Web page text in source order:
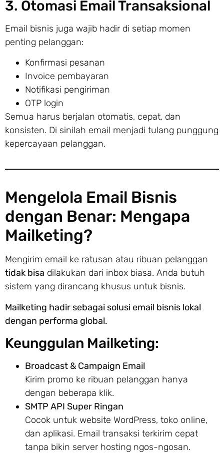
3. Otomasi Email Transaksional
Email bisnis juga wajib hadir di setiap momen
penting pelanggan:
Konfirmasi pesanan
Invoice pembayaran
Notifikasi pengiriman
OTP login
Semua harus berjalan otomatis, cepat, dan
konsisten. Di sinilah email menjadi tulang punggung
kepercayaan pelanggan.
Mengelola Email Bisnis
dengan Benar: Mengapa
Mailketing?
Mengirim email ke ratusan atau ribuan pelanggan
tidak bisa dilakukan dari inbox biasa. Anda butuh
sistem yang dirancang khusus untuk bisnis.
Mailketing hadir sebagai solusi email bisnis lokal
dengan performa global.
Keunggulan Mailketing:
Broadcast & Campaign Email
Kirim promo ke ribuan pelanggan hanya
dengan beberapa klik.
SMTP API Super Ringan
Cocok untuk website WordPress, toko online,
dan aplikasi. Email transaksi terkirim cepat
tanpa bikin server hosting ngos-ngosan.